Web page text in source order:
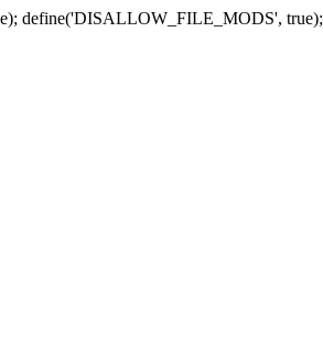
define('DISALLOW_FILE_MODS', true);